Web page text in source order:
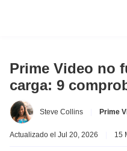
Prime Video no
carga: 9
Steve Collins Prime
Actualizado el Jul 20, 2026 15